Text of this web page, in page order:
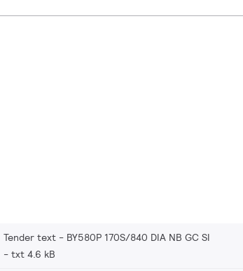
Tender text - BY580P 170S/840 DIA NB GC SI
txt 4.6 kB